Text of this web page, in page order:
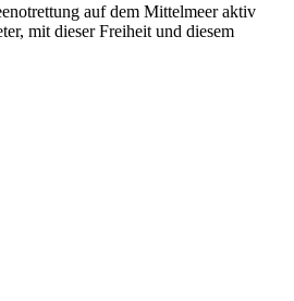
auf dem Mittelmeer aktiv
mit dieser Freiheit und diesem